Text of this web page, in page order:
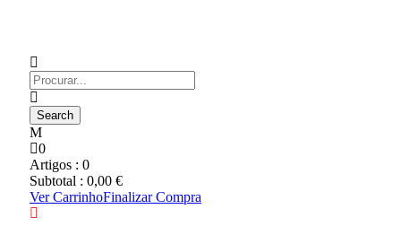
0
Artigos : 0
Subtotal : 0,00 €
Ver CarrinhoFinalizar Compra